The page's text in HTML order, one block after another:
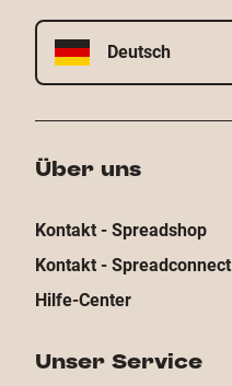
Deutsch
Über uns
Kontakt - Spreadshop
Kontakt - Spreadconnect
Hilfe-Center
Unser Service